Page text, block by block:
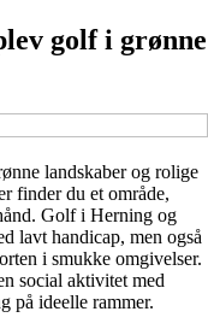
golf i grønne
landskaber og rolige
finder du et område,
Golf i Herning og
lavt handicap, men også
i smukke omgivelser.
social aktivitet med
på ideelle rammer.